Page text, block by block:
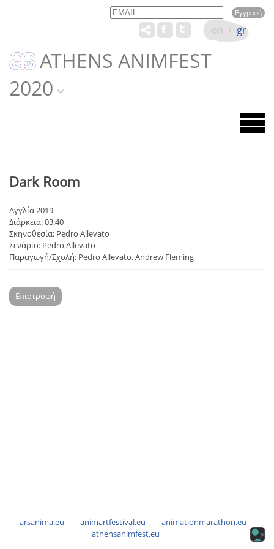
Email Name
ATHENS ANIMFEST
2020
en / gr
Dark Room
Αγγλία 2019
Διάρκεια: 03:40
Σκηνοθεσία: Pedro Allevato
Σενάριο: Pedro Allevato
Παραγωγή/Σχολή: Pedro Allevato, Andrew Fleming
Επιστροφή
arsanima.eu animartfestival.eu
animationmarathon.eu
athensanimfest.eu